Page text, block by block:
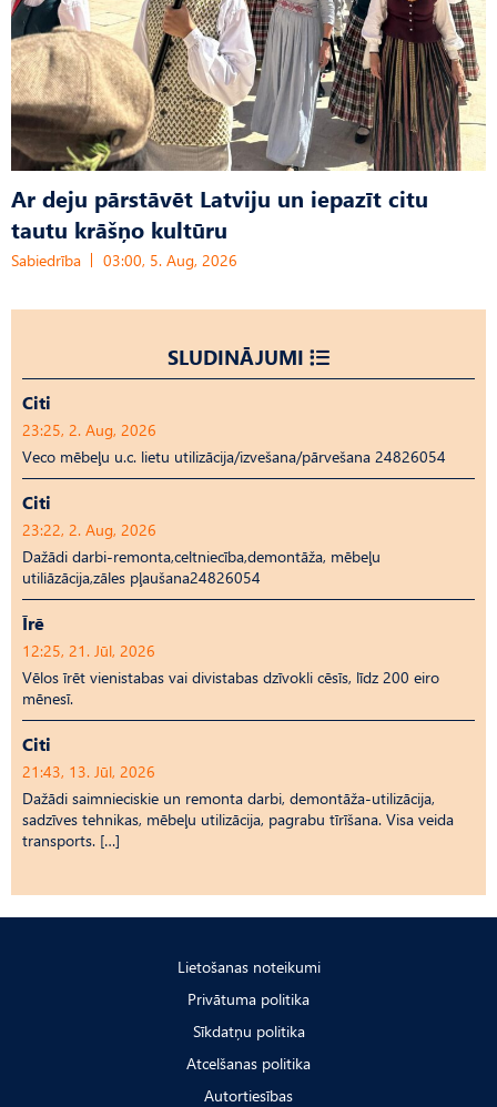
Ar deju pārstāvēt Latviju un iepazīt citu
tautu krāšņo kultūru
Sabiedrība 03:00, 5. Aug, 2026
SLUDINĀJUMI
Citi
23:25, 2. Aug, 2026
Veco mēbeļu u.c. lietu utilizācija/izvešana/pārvešana 24826054
Citi
23:22, 2. Aug, 2026
Dažādi darbi-remonta,celtniecība,demontāža, mēbeļu
utiliāzācija,zāles pļaušana24826054
Īrē
12:25, 21. Jūl, 2026
Vēlos īrēt vienistabas vai divistabas dzīvokli cēsīs, līdz 200 eiro
mēnesī.
Citi
21:43, 13. Jūl, 2026
Dažādi saimnieciskie un remonta darbi, demontāža-utilizācija,
sadzīves tehnikas, mēbeļu utilizācija, pagrabu tīrīšana. Visa veida
transports. […]
Lietošanas noteikumi
Privātuma politika
Sīkdatņu politika
Atcelšanas politika
Autortiesības